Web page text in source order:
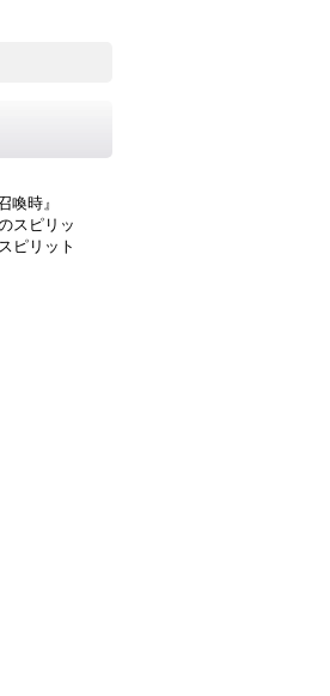
喚時』
スピリッ
ピリット